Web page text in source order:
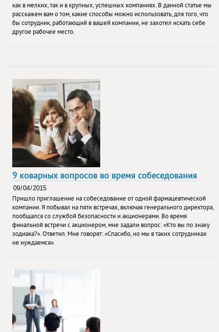
как в мелких, так и в крупных, успешных компаниях. В данной статье мы
расскажем вам о том, какие способы можно использовать, для того, что
бы сотрудник, работающий в вашей компании, не захотел искать себе
другое рабочее место.
9 коварных вопросов во время собеседования
Пришло приглашение на собеседование от одной фармацевтической
компании. Я побывал на пяти встречах, включая генерального директора,
пообщался со службой безопасности и акционерами. Во время
финальной встречи с акционером, мне задали вопрос: «Кто вы по знаку
зодиака?». Ответил. Мне говорят: «Спасибо, но мы в таких сотрудниках
не нуждаемся».